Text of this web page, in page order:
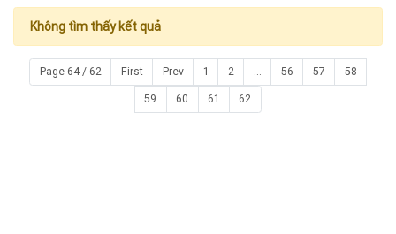
Không tìm thấy kết quả
Page 64 / 62 First Prev 1 2 ... 56 57 58
59 60 61 62